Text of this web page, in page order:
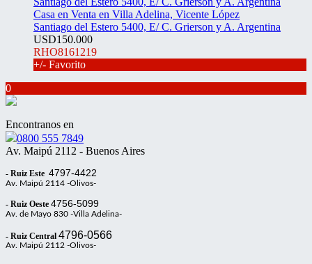
Casa en Venta en Villa Adelina, Vicente López
Santiago del Estero 5400, E/ C. Grierson y A. Argentina
USD150.000
RHO8161219
+/- Favorito
0
Encontranos en
0800 555 7849
Av. Maipú 2112 - Buenos Aires
- Ruiz Este 4797-4422
Av. Maipú 2114 -Olivos-
- Ruiz Oeste 4756-5099
Av. de Mayo 830 -Villa Adelina-
- Ruiz Central 4796-0566
Av. Maipú 2112 -Olivos-